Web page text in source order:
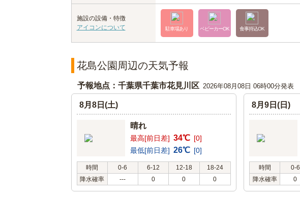
施設の設備・特徴
アイコンについて
駐車場あり ベビーカーOK 食事持込OK
花島公園周辺の天気予報
予報地点：千葉県千葉市花見川区 2026年08月08日 06時00分発表
8月8日(土)
晴れ
最高[前日差] 34℃ [0]
最低[前日差] 26℃ [0]
時間 0-6 6-12 12-18
18-24
降水確率
--- 0 0 0
8月9日(日)
時間 0-6
降水確率
0